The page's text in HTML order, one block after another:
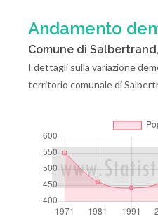
Andamento
Comune di
I dettagli sulla variazione
territorio comunale di